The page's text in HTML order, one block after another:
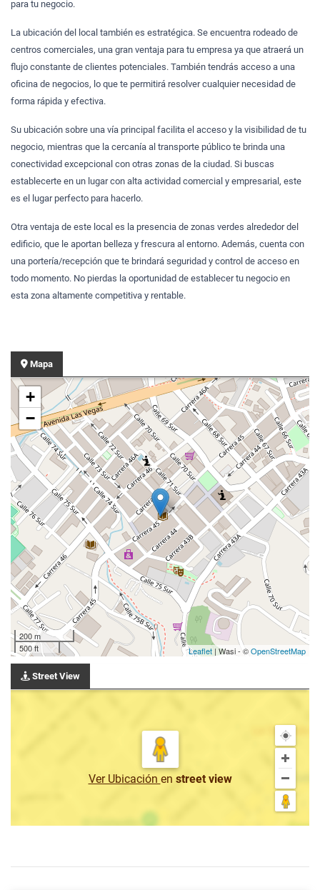
para tu negocio.
La ubicación del local también es estratégica. Se encuentra rodeado de
centros comerciales, una gran ventaja para tu empresa ya que atraerá un
flujo constante de clientes potenciales. También tendrás acceso a una
oficina de negocios, lo que te permitirá resolver cualquier necesidad de
forma rápida y efectiva.
Su ubicación sobre una vía principal facilita el acceso y la visibilidad de tu
negocio, mientras que la cercanía al transporte público te brinda una
conectividad excepcional con otras zonas de la ciudad. Si buscas
establecerte en un lugar con alta actividad comercial y empresarial, este
es el lugar perfecto para hacerlo.
Otra ventaja de este local es la presencia de zonas verdes alrededor del
edificio, que le aportan belleza y frescura al entorno. Además, cuenta con
una portería/recepción que te brindará seguridad y control de acceso en
todo momento. No pierdas la oportunidad de establecer tu negocio en
esta zona altamente competitiva y rentable.
Mapa
+
−
200 m
500 ft
Leaflet | Wasi - ©OpenStreetMap
Street View
Ver Ubicación en street view